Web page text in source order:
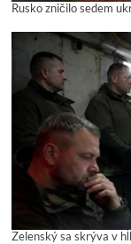
Rusko zničilo sedem
Zelenský sa skrýva v